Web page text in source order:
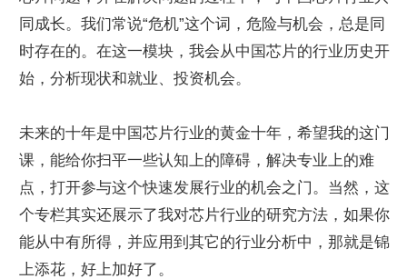
同成长。我们常说“危机”这个词，危险与机会，总是同
时存在的。在这一模块，我会从中国芯片的行业历史开
始，分析现状和就业、投资机会。
未来的十年是中国芯片行业的黄金十年，希望我的这门
课，能给你扫平一些认知上的障碍，解决专业上的难
点，打开参与这个快速发展行业的机会之门。当然，这
个专栏其实还展示了我对芯片行业的研究方法，如果你
能从中有所得，并应用到其它的行业分析中，那就是锦
上添花，好上加好了。